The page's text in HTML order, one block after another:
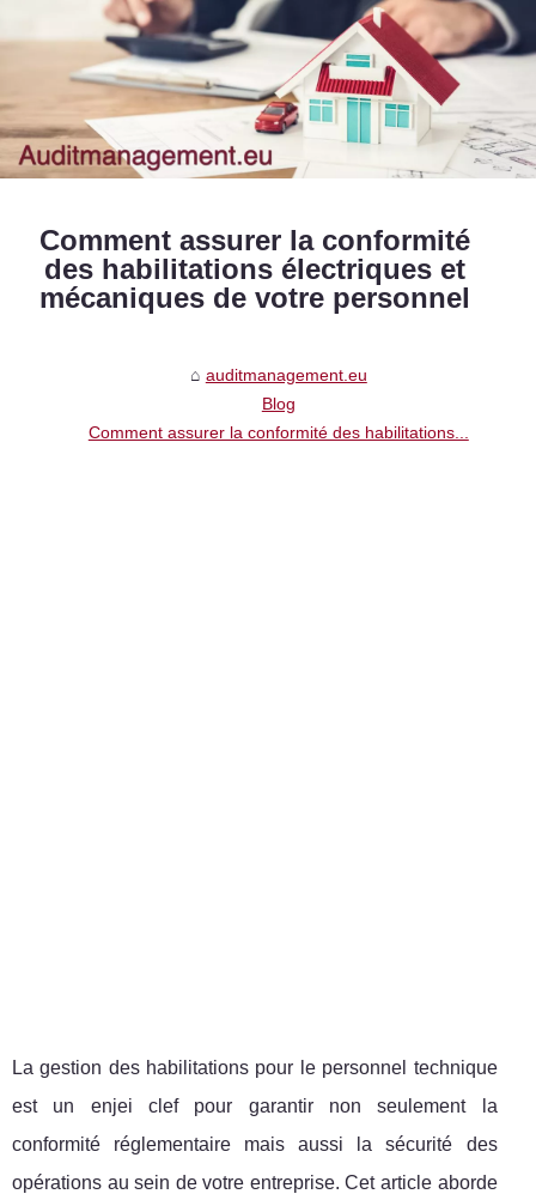
Comment assurer la conformité
des habilitations électriques et
mécaniques de votre personnel
auditmanagement.eu
Blog
Comment assurer la conformité des habilitations...
La gestion des habilitations pour le personnel technique
est un enjei clef pour garantir non seulement la
conformité réglementaire mais aussi la sécurité des
opérations au sein de votre entreprise. Cet article aborde